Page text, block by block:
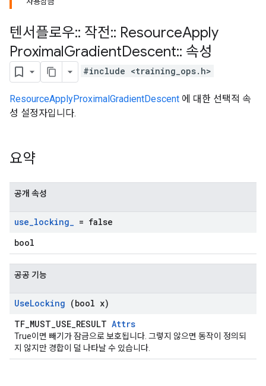
텐서플로우:: 작전:: ResourceApply
ProximalGradientDescent:: 속성
#include <training_ops.h>
ResourceApplyProximalGradientDescent 에 대한 선택적 속
성 설정자입니다.
요약
공개 속성
use_locking_ = false
bool
공공 기능
UseLocking (bool x)
TF_MUST_USE_RESULT Attrs
True이면 빼기가 잠금으로 보호됩니다. 그렇지 않으면 동작이 정의되
지 않지만 경합이 덜 나타날 수 있습니다.